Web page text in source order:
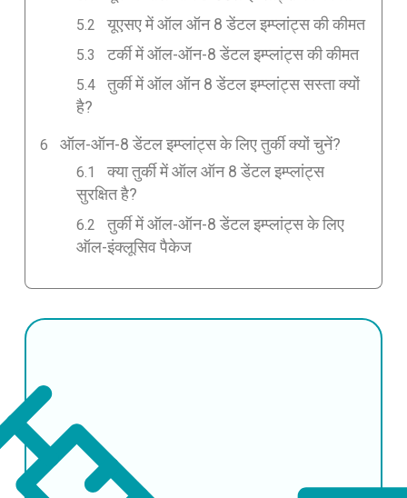
यूएसए में ऑल ऑन 8 डेंटल इम्प्लांट्स की कीमत
टर्की में ऑल-ऑन-8 डेंटल इम्प्लांट्स की कीमत
तुर्की में ऑल ऑन 8 डेंटल इम्प्लांट्स सस्ता क्यों
है?
ऑल-ऑन-8 डेंटल इम्प्लांट्स के लिए तुर्की क्यों चुनें?
क्या तुर्की में ऑल ऑन 8 डेंटल इम्प्लांट्स
सुरक्षित है?
तुर्की में ऑल-ऑन-8 डेंटल इम्प्लांट्स के लिए
ऑल-इंक्लूसिव पैकेज